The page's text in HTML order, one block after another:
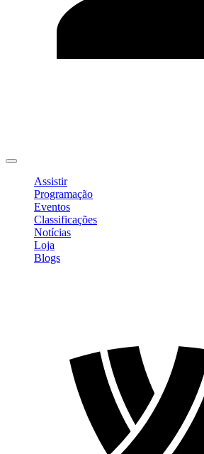
Assistir
Programação
Eventos
Classificações
Notícias
Loja
Blogs